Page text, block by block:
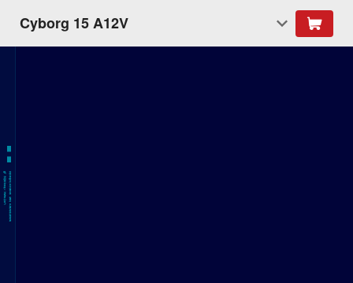
Cyborg 15 A12V